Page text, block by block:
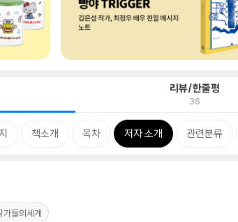
리뷰/한줄평
36
책소개 목차 저자 소개 관련분류
들의세계